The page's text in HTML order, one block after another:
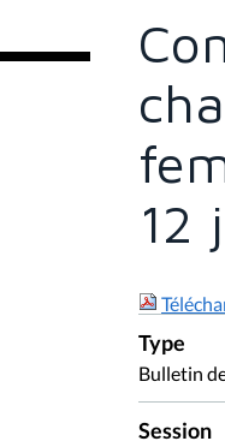
c
:
12
Type
Bulletin
Session